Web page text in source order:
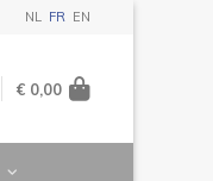
NL FR EN
€ 0,00